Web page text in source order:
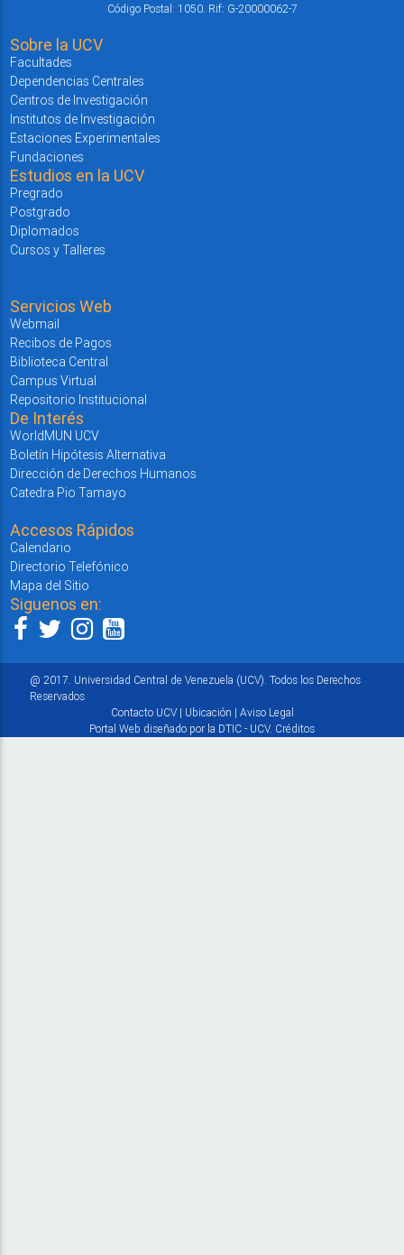
Código Postal: 1050. Rif: G-20000062-7
Sobre la UCV
Facultades
Dependencias Centrales
Centros de Investigación
Institutos de Investigación
Estaciones Experimentales
Fundaciones
Estudios en la UCV
Pregrado
Postgrado
Diplomados
Cursos y Talleres
Servicios Web
Webmail
Recibos de Pagos
Biblioteca Central
Campus Virtual
Repositorio Institucional
De Interés
WorldMUN UCV
Boletín Hipótesis Alternativa
Dirección de Derechos Humanos
Catedra Pio Tamayo
Accesos Rápidos
Calendario
Directorio Telefónico
Mapa del Sitio
Siguenos en:
@ 2017. Universidad Central de Venezuela (UCV). Todos los Derechos
Reservados
Contacto UCV| Ubicación | Aviso Legal
Portal Web diseñado por la DTIC - UCV. Créditos